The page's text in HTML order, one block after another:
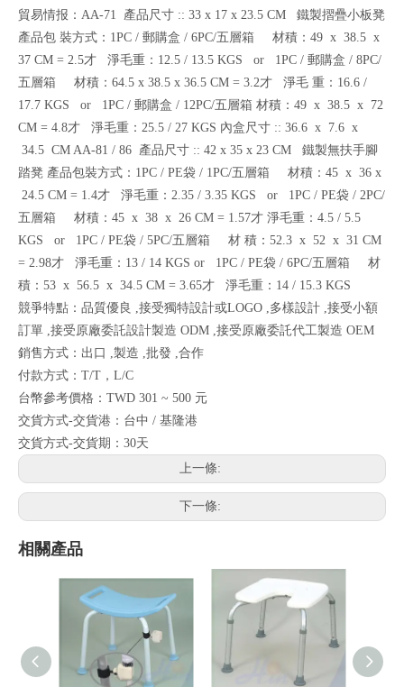
貿易情报：AA-71 產品尺寸 :: 33 x 17 x 23.5 CM 鐵製摺疊小板凳
產品包 裝方式：1PC / 郵購盒 / 6PC/五層箱 材積：49 x 38.5 x
37 CM = 2.5才 淨毛重：12.5 / 13.5 KGS or 1PC / 郵購盒 / 8PC/
五層箱 材積：64.5 x 38.5 x 36.5 CM = 3.2才 淨毛 重：16.6 /
17.7 KGS or 1PC / 郵購盒 / 12PC/五層箱 材積：49 x 38.5 x 72
CM = 4.8才 淨毛重：25.5 / 27 KGS 內盒尺寸 :: 36.6 x 7.6 x
34.5 CM AA-81 / 86 產品尺寸 :: 42 x 35 x 23 CM 鐵製無扶手腳
踏凳 產品包裝方式：1PC / PE袋 / 1PC/五層箱 材積：45 x 36 x
24.5 CM = 1.4才 淨毛重：2.35 / 3.35 KGS or 1PC / PE袋 / 2PC/
五層箱 材積：45 x 38 x 26 CM = 1.57才 淨毛重：4.5 / 5.5
KGS or 1PC / PE袋 / 5PC/五層箱 材 積：52.3 x 52 x 31 CM
= 2.98才 淨毛重：13 / 14 KGS or 1PC / PE袋 / 6PC/五層箱 材
積：53 x 56.5 x 34.5 CM = 3.65才 淨毛重：14 / 15.3 KGS
競爭特點：品質優良 ,接受獨特設計或LOGO ,多樣設計 ,接受小額
訂單 ,接受原廠委託設計製造 ODM ,接受原廠委託代工製造 OEM
銷售方式：出口 ,製造 ,批發 ,合作
付款方式：T/T，L/C
台幣參考價格：TWD 301 ~ 500 元
交貨方式-交貨港：台中 / 基隆港
交貨方式-交貨期：30天
上一條:
下一條:
相關產品